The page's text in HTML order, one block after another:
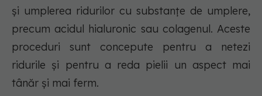
și umplerea ridurilor cu substanțe de umplere,
precum acidul hialuronic sau colagenul. Aceste
proceduri sunt concepute pentru a netezi
ridurile și pentru a reda pielii un aspect mai
tânăr și mai ferm.